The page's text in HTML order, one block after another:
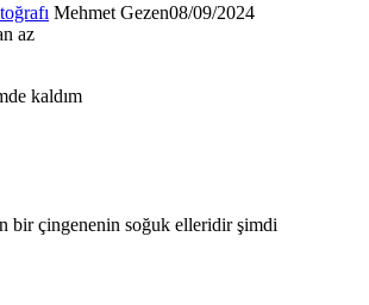
Mehmet Gezen08/09/2024
az
kaldım
bir çingenenin soğuk elleridir şimdi